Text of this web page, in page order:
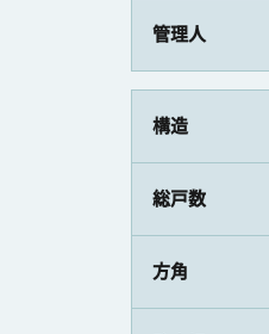
管理人
構造
総戸数
方角